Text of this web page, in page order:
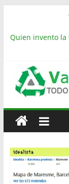
contenido
Quien invento la
Limpieza de
Vaciado de
Vaciamos Masías
Vaciamos
La televisión
Pisos